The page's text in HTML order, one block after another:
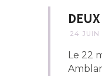
24 JUIN
Le 22